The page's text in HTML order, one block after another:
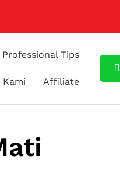
Professional Tips
Kami Affiliate